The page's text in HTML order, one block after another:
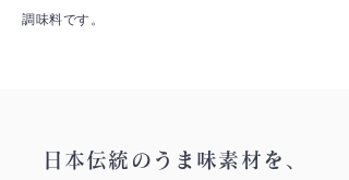
調味料です。
日本伝統のうま味素材を、